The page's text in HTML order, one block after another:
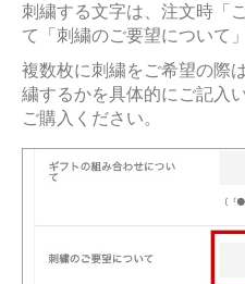
刺繍する文字は、注文時「
て「刺繍のご要望について
複数枚に刺繍をご希望の際
繍するかを具体的にご記入
ご購入ください。